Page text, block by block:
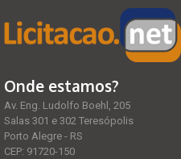
Onde estamos?
Av. Eng. Ludolfo Boehl, 205
Salas 301 e 302 Teresópolis
Porto Alegre - RS
CEP: 91720-150